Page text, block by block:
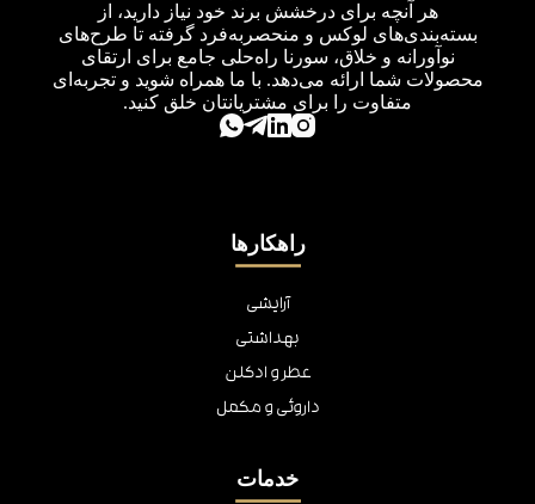
هر آنچه برای درخشش برند خود نیاز دارید، از
بسته‌بندی‌های لوکس و منحصربه‌فرد گرفته تا طرح‌های
نوآورانه و خلاق، سورنا راه‌حلی جامع برای ارتقای
محصولات شما ارائه می‌دهد. با ما همراه شوید و تجربه‌ای
متفاوت را برای مشتریانتان خلق کنید.
راهکارها
آرایشی
بهداشتی
عطر و ادکلن
داروئی و مکمل
خدمات